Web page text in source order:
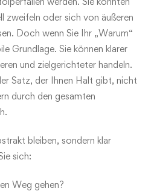
zweifeln oder sich von äußeren
Doch wenn Sie Ihr „Warum“
Grundlage. Sie können klarer
und zielgerichteter handeln.
Satz, der Ihnen Halt gibt, nicht
durch den gesamten
bleiben, sondern klar
sich:
Weg gehen?